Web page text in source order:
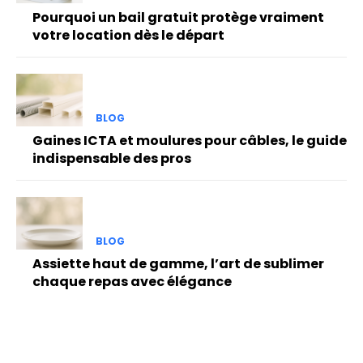
Pourquoi un bail gratuit protège vraiment
votre location dès le départ
BLOG
Gaines ICTA et moulures pour câbles, le guide
indispensable des pros
BLOG
Assiette haut de gamme, l’art de sublimer
chaque repas avec élégance